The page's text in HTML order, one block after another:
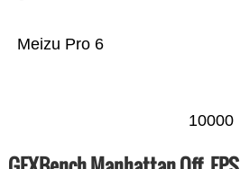
Meizu Pro 6
10000